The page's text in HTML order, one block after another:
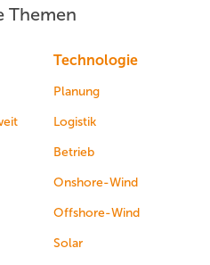
Themen
Technologie
Planung
Logistik
Betrieb
Onshore-Wind
Offshore-Wind
Solar